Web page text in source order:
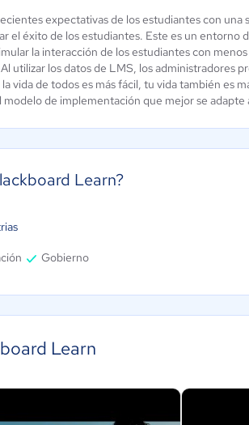
Aún sin
calificación
expectativas de los estudiantes con
el éxito de los estudiantes. Este es un entorno
la interacción de los estudiantes con
utilizar los datos de LMS, los administradores
vida de todos es más fácil, tu vida también es
modelo de implementación que mejor se adapte
Learn?
Gobierno
Learn